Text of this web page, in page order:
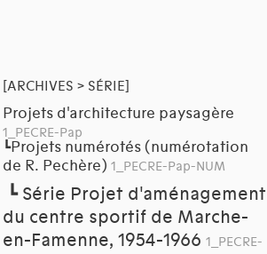
[ARCHIVES > SÉRIE]
Projets d'architecture paysagère
1_PECRE-Pap
┗Projets numérotés (numérotation
de R. Pechère) 1_PECRE-Pap-NUM
┗ Série Projet d'aménagement
du centre sportif de Marche-
en-Famenne, 1954-1966 1_PECRE-